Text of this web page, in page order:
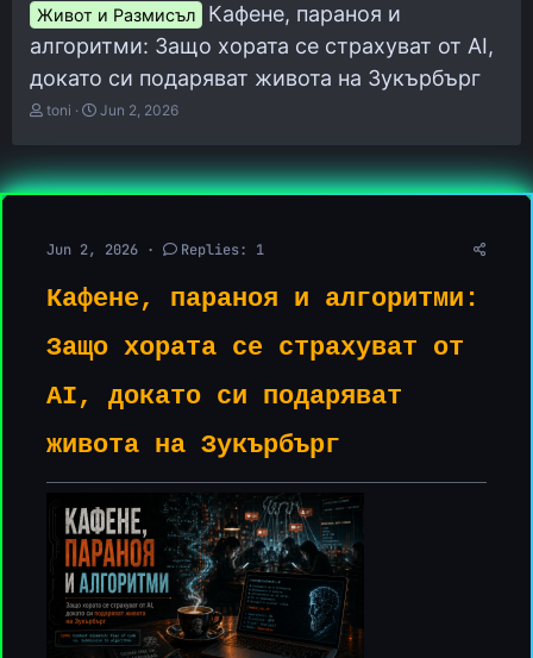
Живот и Размисъл
Кафене, параноя и
алгоритми: Защо хората се страхуват от AI,
докато си подаряват живота на Зукърбърг
T
e
a
t
r
e
toni
S
r
t
Jun 2, 2026
Jun 2, 2026 Replies: 1
Кафене, параноя и алгоритми:
Защо хората се страхуват от
AI, докато си подаряват
живота на Зукърбърг